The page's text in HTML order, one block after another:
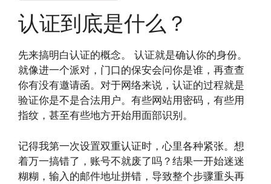
认证到底是什么？
先来搞明白认证的概念。 认证就是确认你的身份。
就像进一个派对，门口的保安会问你是谁，再查查
你有没有邀请函。对于网络来说，认证的过程就是
验证你是不是合法用户。有些网站用密码，有些用
指纹，甚至有些地方开始用面部识别。
记得我第一次设置双重认证时，心里各种紧张。想
着万一搞错了，账号不就废了吗？结果一开始迷迷
糊糊，输入的邮件地址拼错，导致整个步骤重头再